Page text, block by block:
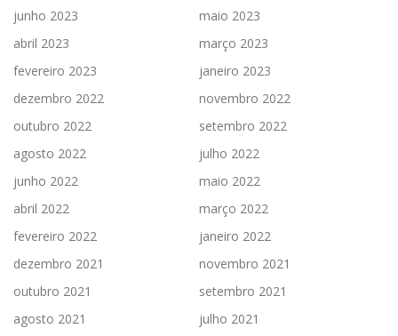
junho 2023
maio 2023
abril 2023
março 2023
fevereiro 2023
janeiro 2023
dezembro 2022
novembro 2022
outubro 2022
setembro 2022
agosto 2022
julho 2022
junho 2022
maio 2022
abril 2022
março 2022
fevereiro 2022
janeiro 2022
dezembro 2021
novembro 2021
outubro 2021
setembro 2021
agosto 2021
julho 2021